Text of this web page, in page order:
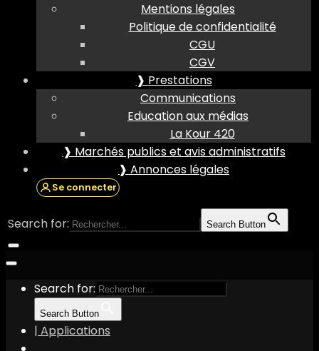
Mentions légales
Politique de confidentialité
CGU
CGV
❱ Prestations
Communications
Education aux médias
La Kour 420
❱ Marchés publics et avis administratifs
❱ Annonces légales
Se connecter
Search for: Search Button
Search for:
Search Button
| Applications